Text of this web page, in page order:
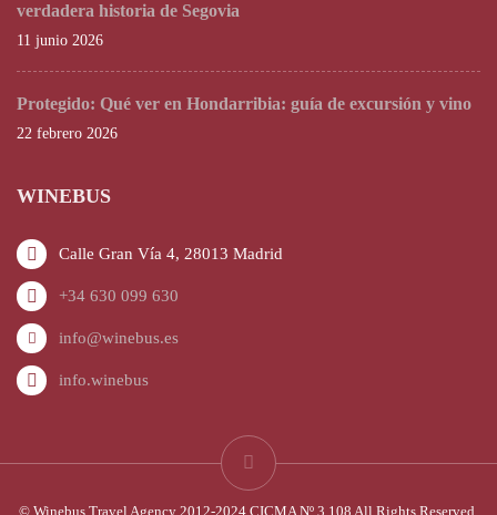
verdadera historia de Segovia
11 junio 2026
Protegido: Qué ver en Hondarribia: guía de excursión y vino
22 febrero 2026
WINEBUS
Calle Gran Vía 4, 28013 Madrid
+34 630 099 630
info@winebus.es
info.winebus
© Winebus Travel Agency 2012-2024 CICMA Nº 3.108 All Rights Reserved.